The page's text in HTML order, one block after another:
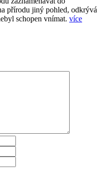
přírodu jiný pohled, odkrývá
schopen vnímat. více